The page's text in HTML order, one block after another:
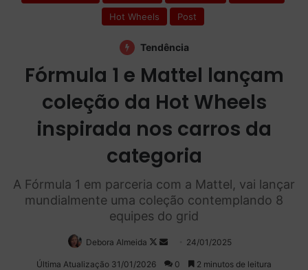
Hot Wheels
Post
Tendência
Fórmula 1 e Mattel lançam
coleção da Hot Wheels
inspirada nos carros da
categoria
A Fórmula 1 em parceria com a Mattel, vai lançar
mundialmente uma coleção contemplando 8
equipes do grid
Debora Almeida
Follow
on
Mande
um
24/01/2025
Última Atualização 31/01/2026 0 2 minutos de leitura